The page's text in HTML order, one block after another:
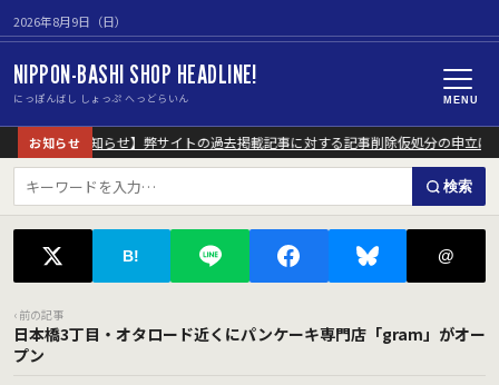
2026年8月9日（日）
NIPPON-BASHI SHOP HEADLINE!
にっぽんばし しょっぷ へっどらいん MENU
お知らせ
【重要なお知らせ】弊サイトの過去掲載記事に対する記事削除仮処分の申立に
検索
B! @
‹ 前の記事
日本橋3丁目・オタロード近くにパンケーキ専門店「gram」がオー
プン